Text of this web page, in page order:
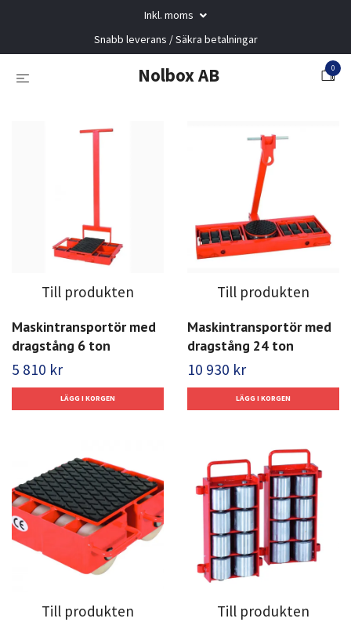
Inkl. moms
Snabb leverans / Säkra betalningar
Nolbox AB 0
Till produkten
Maskintransportör med
dragstång 6 ton
5 810 kr
Till produkten
Maskintransportör med
dragstång 24 ton
10 930 kr
Till produkten Till produkten